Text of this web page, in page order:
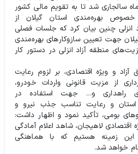
سالجاری شد تا به تقویم مالی کشور
بهره‌مندی استان گیلان از
انزلی چنین بیان کرد که جلسات فصلی
جهت تعیین سازوکارهای بهره‌مندی
منطقه آزاد انزلی در دستور کار
آزاد و ویژه اقتصادی، بر لزوم رعایت
از مزیت قانونی واردات خودرو،
راهداری و… جهت استفاده در
و رعایت تناسب جذب نیرو و
بومی، تأکید نمود و اظهار داشت:
لاهیجان، شاهد اعلام آمادگی
زمینه هستیم که با هماهنگی
خواهد شد.